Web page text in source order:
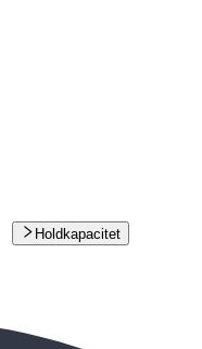
Holdkapacitet